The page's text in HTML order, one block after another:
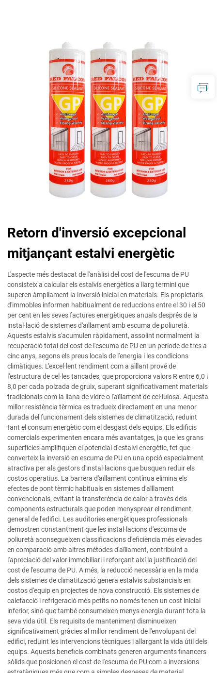
Retorn d'inversió excepcional
mitjançant estalvi energètic
L'aspecte més destacat de l'anàlisi del cost de l'escuma de PU
consisteix a calcular els estalvis energètics a llarg termini que
superen àmpliament la inversió inicial en materials. Els propietaris
d'immobles informen habitualment de reduccions entre el 30 i el 50
per cent en les seves factures energètiques anuals després de la
instal·lació de sistemes d'aïllament amb escuma de poliuretà.
Aquests estalvis s'acumulen ràpidament, assolint normalment la
recuperació total del cost de l'escuma de PU en un període de tres a
cinc anys, segons els preus locals de l'energia i les condicions
climàtiques. L'excel·lent rendiment com a aïllant prové de
l'estructura de cel·les tancades, que proporciona valors R entre 6,0 i
8,0 per cada polzada de gruix, superant significativament materials
tradicionals com la llana de vidre o l'aïllament de cel·lulosa. Aquesta
millor resistència tèrmica es tradueix directament en una menor
durada del funcionament dels sistemes de climatització, reduint
tant el consum energètic com el desgast dels equips. Els edificis
comercials experimenten encara més avantatges, ja que les grans
superfícies amplifiquen el potencial d'estalvi energètic, fet que
converteix la inversió en escuma de PU en una opció especialment
atractiva per als gestors d'instal·lacions que busquen reduir els
costos operatius. La barrera d'aïllament contínua elimina els
efectes de pont tèrmic habituals en sistemes d'aïllament
convencionals, evitant la transferència de calor a través dels
components estructurals que poden menysprear el rendiment
general de l'edifici. Les auditories energètiques professionals
demostren constantment que les instal·lacions d'escuma de
poliuretà aconsegueixen classificacions d'eficiència més elevades
en comparació amb altres mètodes d'aïllament, contribuint a
l'apreciació del valor immobiliari i reforçant així la justificació del
cost de l'escuma de PU. A més, la reducció necessària en la mida
dels sistemes de climatització genera estalvis substancials en
costos d'equip en projectes de nova construcció. Els sistemes de
calefacció i refrigeració més petits no només tenen un cost inicial
inferior, sinó que també consumeixen menys energia durant tota la
seva vida útil. Els requisits de manteniment disminueixen
significativament gràcies al millor rendiment de l'envolupant del
edifici, reduint les intervencions tècniques i allargant la vida útil dels
equips. Aquests beneficis combinats generen arguments financers
sòlids que posicionen el cost de l'escuma de PU com a inversions